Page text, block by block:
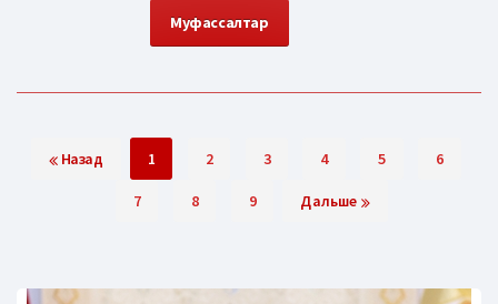
Муфассалтар
Назад 1 2 3 4 5 6
7 8 9 Дальше